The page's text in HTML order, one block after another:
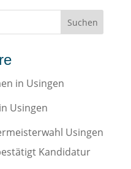
in Usingen
Usingen
Usingen
Kandidatur